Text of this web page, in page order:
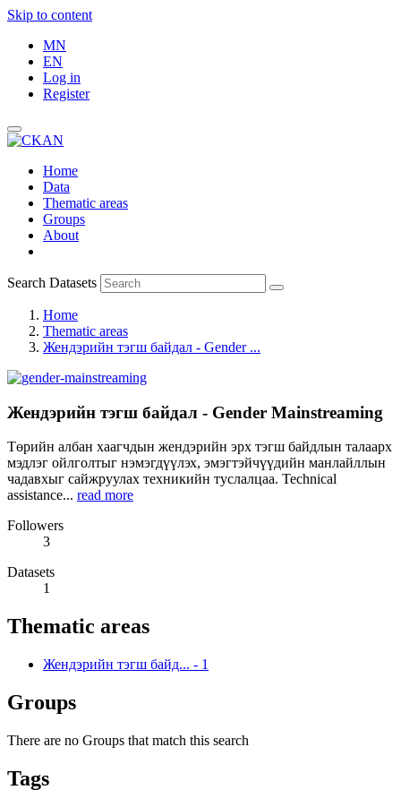
Skip to content
MN
EN
Log in
Register
Home
Data
Thematic areas
Groups
About
Search Datasets
Home
Thematic areas
Жендэрийн тэгш байдал - Gender ...
Жендэрийн тэгш байдал - Gender Mainstreaming
Төрийн албан хаагчдын жендэрийн эрх тэгш байдлын талаарх
мэдлэг ойлголтыг нэмэгдүүлэх, эмэгтэйчүүдийн манлайллын
чадавхыг сайжруулах техникийн туслалцаа. Technical
assistance... read more
Followers
3
Datasets
1
Thematic areas
Жендэрийн тэгш байд... - 1
Groups
There are no Groups that match this search
Tags